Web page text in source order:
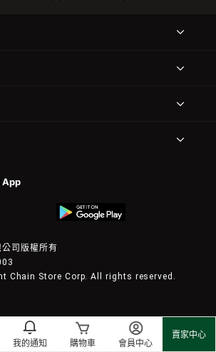
我的通知 購物車 會員中心
賣家中心
App
司版權所有
Chain Store Corp. All rights reserved.